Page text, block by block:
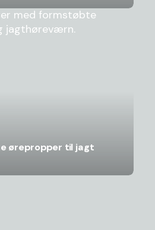
ørepropper til jagt